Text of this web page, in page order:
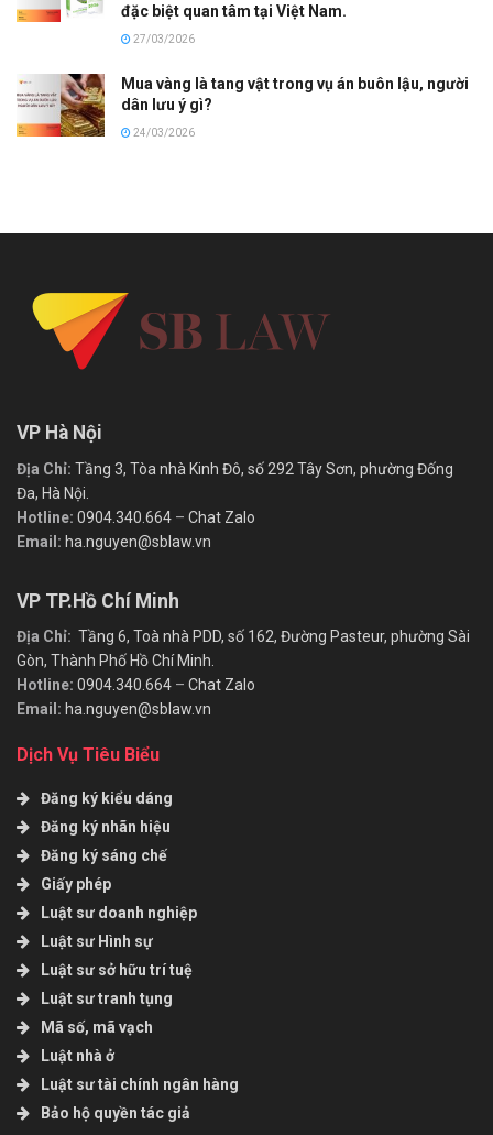
đặc biệt quan tâm tại Việt Nam.
27/03/2026
Mua vàng là tang vật trong vụ án buôn lậu, người
dân lưu ý gì?
24/03/2026
VP Hà Nội
Địa Chỉ: Tầng 3, Tòa nhà Kinh Đô, số 292 Tây Sơn, phường Đống
Đa, Hà Nội.
Hotline: 0904.340.664 – Chat Zalo
Email: ha.nguyen@sblaw.vn
VP TP.Hồ Chí Minh
Địa Chỉ: Tầng 6, Toà nhà PDD, số 162, Đường Pasteur, phường Sài
Gòn, Thành Phố Hồ Chí Minh.
Hotline: 0904.340.664 – Chat Zalo
Email: ha.nguyen@sblaw.vn
Dịch Vụ Tiêu Biểu
Đăng ký kiểu dáng
Đăng ký nhãn hiệu
Đăng ký sáng chế
Giấy phép
Luật sư doanh nghiệp
Luật sư Hình sự
Luật sư sở hữu trí tuệ
Luật sư tranh tụng
Mã số, mã vạch
Luật nhà ở
Luật sư tài chính ngân hàng
Bảo hộ quyền tác giả